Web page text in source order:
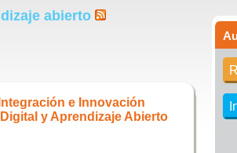
abierto
e Innovación
y Aprendizaje Abierto